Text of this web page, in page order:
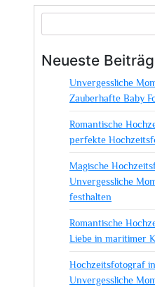
Neueste
Unvergessliche
Zauberhafte Baby
Romantische
perfekte
Magische
Unvergessliche
festhalten
Romantische
Liebe in maritimer
Hochzeitsfotograf
Unvergessliche